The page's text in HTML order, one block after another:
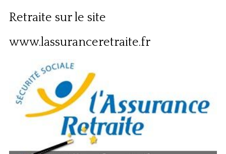
Retraite sur le site
www.lassuranceretraite.fr